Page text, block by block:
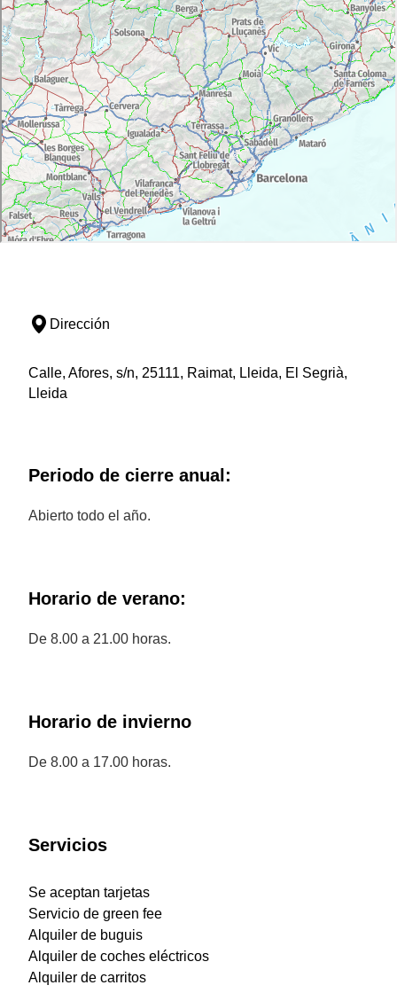
Dirección
Calle, Afores, s/n, 25111, Raimat, Lleida, El Segrià,
Lleida
Periodo de cierre anual:
Abierto todo el año.
Horario de verano:
De 8.00 a 21.00 horas.
Horario de invierno
De 8.00 a 17.00 horas.
Servicios
Se aceptan tarjetas
Servicio de green fee
Alquiler de buguis
Alquiler de coches eléctricos
Alquiler de carritos